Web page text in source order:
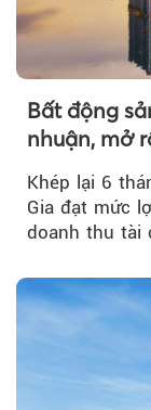
Bất động
nhuận, mở
Khép lại 6
Gia đạt mức
doanh thu tài